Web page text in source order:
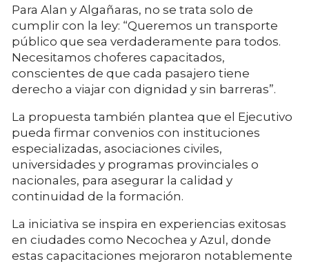
Para Alan y Algañaras, no se trata solo de
cumplir con la ley: “Queremos un transporte
público que sea verdaderamente para todos.
Necesitamos choferes capacitados,
conscientes de que cada pasajero tiene
derecho a viajar con dignidad y sin barreras”.
La propuesta también plantea que el Ejecutivo
pueda firmar convenios con instituciones
especializadas, asociaciones civiles,
universidades y programas provinciales o
nacionales, para asegurar la calidad y
continuidad de la formación.
La iniciativa se inspira en experiencias exitosas
en ciudades como Necochea y Azul, donde
estas capacitaciones mejoraron notablemente